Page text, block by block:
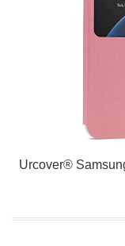
Urcover®